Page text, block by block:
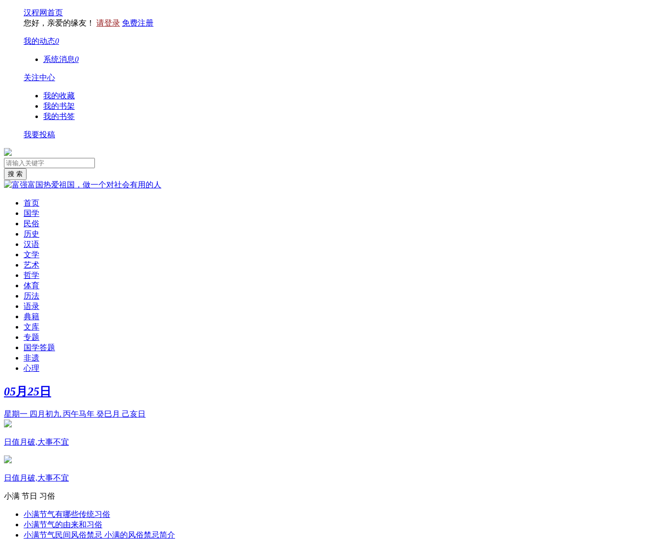
汉程网首页
您好，亲爱的缘友！ 请登录 免费注册
我的动态0
系统消息0
关注中心
我的收藏
我的书架
我的书签
我要投稿
首页
国学
民俗
历史
汉语
文学
艺术
哲学
体育
历法
语录
典籍
文库
专题
国学答题
非遗
心理
05月 25 日
星期一 四月初九 丙午马年 癸巳月 己亥日
日值月破,大事不宜
日值月破,大事不宜
小满 节日 习俗
小满节气有哪些传统习俗
小满节气的由来和习俗
小满节气民间风俗禁忌 小满的风俗禁忌简介